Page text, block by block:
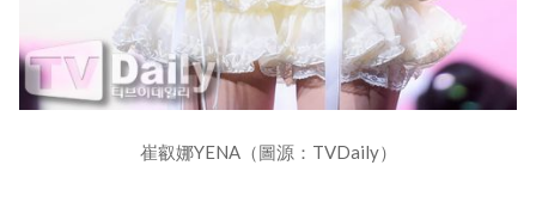
崔叡娜YENA（圖源：TVDaily）